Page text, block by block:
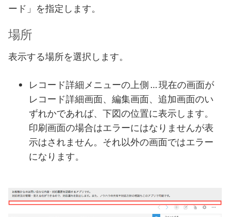
ード」を指定します。
場所
表示する場所を選択します。
レコード詳細メニューの上側 … 現在の画面が
レコード詳細画面、編集画面、追加画面のい
ずれかであれば、下図の位置に表示します。
印刷画面の場合はエラーにはなりませんが表
示はされません。それ以外の画面ではエラー
になります。